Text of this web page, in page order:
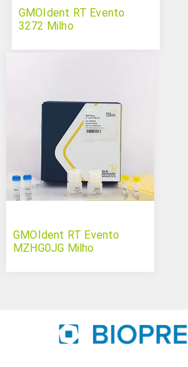
GMOIdent RT Evento
3272 Milho
GMOIdent RT Evento
MZHG0JG Milho